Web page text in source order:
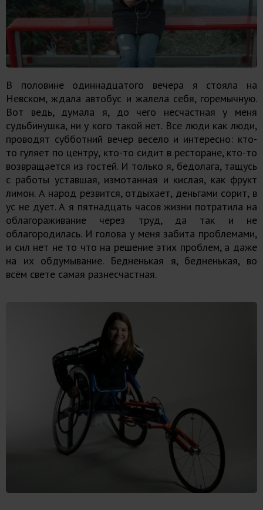
В половине одиннадцатого вечера я стояла на
Невском, ждала автобус и жалела себя, горемычную.
Вот ведь, думала я, до чего несчастная у меня
судьбинушка, ни у кого такой нет. Все люди как люди,
проводят субботний вечер весело и интересно: кто-
то гуляет по центру, кто-то сидит в ресторане, кто-то
возвращается из гостей. И только я, бедолага, тащусь
с работы уставшая, измотанная и кислая, как фрукт
лимон. А народ резвится, отдыхает, деньгами сорит, в
ус не дует. А я пятнадцать часов жизни потратила на
облагораживание через труд, да так и не
облагородилась. И голова у меня забита проблемами,
и сил нет не то что на решение этих проблем, а даже
на их обдумывание. Бедненькая я, бедненькая, во
всём свете самая разнесчастная.